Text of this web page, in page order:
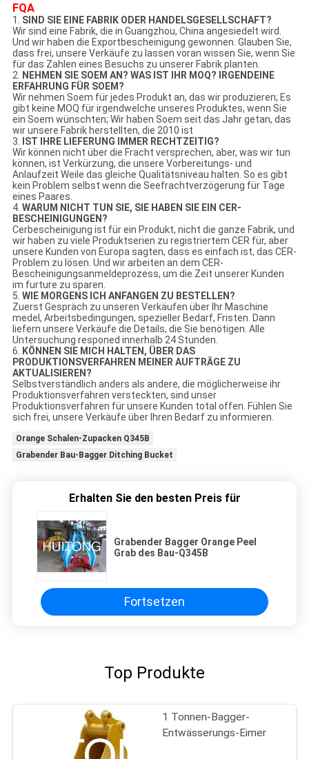
FQA
1. SIND SIE EINE FABRIK ODER HANDELSGESELLSCHAFT?
Wir sind eine Fabrik, die in Guangzhou, China angesiedelt wird.
Und wir haben die Exportbescheinigung gewonnen. Glauben Sie,
dass frei, unsere Verkäufe zu lassen voran wissen Sie, wenn Sie
für das Zahlen eines Besuchs zu unserer Fabrik planten.
2.
NEHMEN SIE SOEM AN? WAS IST IHR MOQ? IRGENDEINE
ERFAHRUNG FÜR SOEM?
Wir nehmen Soem für jedes Produkt an, das wir produzieren; Es
gibt keine MOQ für irgendwelche unseres Produktes, wenn Sie
ein Soem wünschten; Wir haben Soem seit das Jahr getan, das
wir unsere Fabrik herstellten, die 2010 ist
3.
IST IHRE LIEFERUNG IMMER RECHTZEITIG?
Wir können nicht über die Fracht versprechen, aber, was wir tun
können, ist Verkürzung, die unsere Vorbereitungs- und
Anlaufzeit Weile das gleiche Qualitätsniveau halten. So es gibt
kein Problem selbst wenn die Seefrachtverzögerung für Tage
eines Paares.
4. WARUM NICHT TUN SIE, SIE HABEN SIE EIN CER-
BESCHEINIGUNGEN?
Cerbescheinigung ist für ein Produkt, nicht die ganze Fabrik, und
wir haben zu viele Produktserien zu registriertem CER für, aber
unsere Kunden von Europa sagten, dass es einfach ist, das CER-
Problem zu lösen. Und wir arbeiten an dem CER-
Bescheinigungsanmeldeprozess, um die Zeit unserer Kunden
im furture zu sparen.
5. WIE MORGENS ICH ANFANGEN ZU BESTELLEN?
Zuerst Gespräch zu unseren Verkäufen über Ihr Maschine
medel, Arbeitsbedingungen, spezieller Bedarf, Fristen. Dann
liefern unsere Verkäufe die Details, die Sie benötigen. Alle
Untersuchung responed innerhalb 24 Stunden.
6.
KÖNNEN SIE MICH HALTEN, ÜBER DAS
PRODUKTIONSVERFAHREN MEINER AUFTRÄGE ZU
AKTUALISIEREN?
Selbstverständlich anders als andere, die möglicherweise ihr
Produktionsverfahren versteckten, sind unser
Produktionsverfahren für unsere Kunden total offen. Fühlen Sie
sich frei, unsere Verkäufe über Ihren Bedarf zu informieren.
Orange Schalen-Zupacken Q345B
Grabender Bau-Bagger Ditching Bucket
Erhalten Sie den besten Preis für
Grabender Bagger Orange Peel
Grab des Bau-Q345B
Fortsetzen
Top Produkte
1 Tonnen-Bagger-
Entwässerungs-Eimer